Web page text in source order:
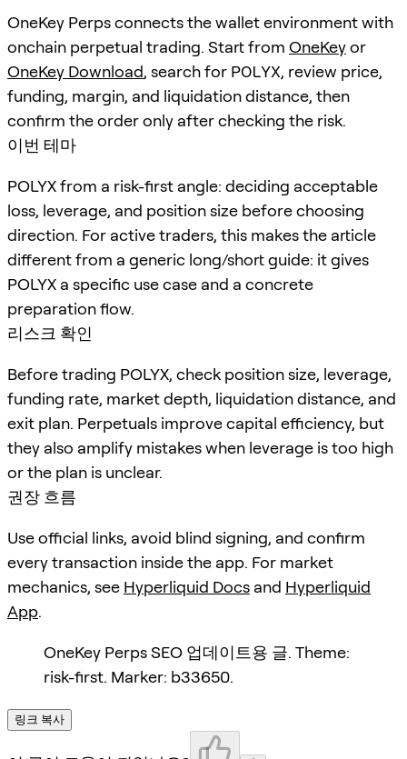
OneKey Perps connects the wallet environment with
onchain perpetual trading. Start from OneKeyor
OneKey Download, search for POLYX, review price,
funding, margin, and liquidation distance, then
confirm the order only after checking the risk.
이번 테마
POLYX from a risk-first angle: deciding acceptable
loss, leverage, and position size before choosing
direction. For active traders, this makes the article
different from a generic long/short guide: it gives
POLYX a specific use case and a concrete
preparation flow.
리스크 확인
Before trading POLYX, check position size, leverage,
funding rate, market depth, liquidation distance, and
exit plan. Perpetuals improve capital efficiency, but
they also amplify mistakes when leverage is too high
or the plan is unclear.
권장 흐름
Use official links, avoid blind signing, and confirm
every transaction inside the app. For market
mechanics, see Hyperliquid Docs and Hyperliquid
App.
OneKey Perps SEO 업데이트용 글. Theme:
risk-first. Marker: b33650.
링크 복사